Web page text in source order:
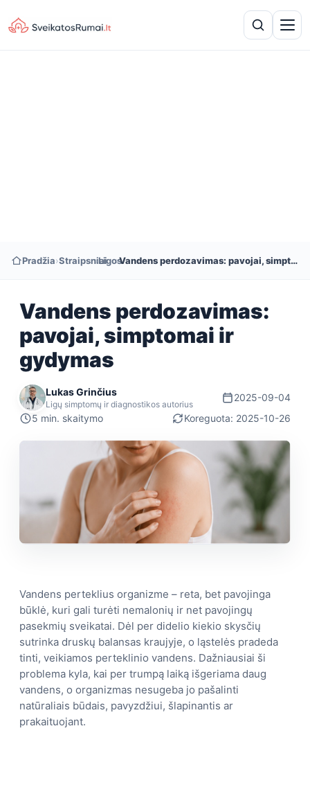
Pradžia›Straipsniai
›Ligos
› Vandens perdozavimas: pavojai, simptomai ir gydymas
Vandens perdozavimas:
pavojai, simptomai ir
gydymas
Lukas Grinčius
Ligų simptomų ir diagnostikos autorius
2025-09-04
5 min. skaitymo
Koreguota: 2025-10-26
Vandens perteklius organizme – reta, bet pavojinga
būklė, kuri gali turėti nemalonių ir net pavojingų
pasekmių sveikatai. Dėl per didelio kiekio skysčių
sutrinka druskų balansas kraujyje, o ląstelės pradeda
tinti, veikiamos perteklinio vandens. Dažniausiai ši
problema kyla, kai per trumpą laiką išgeriama daug
vandens, o organizmas nesugeba jo pašalinti
natūraliais būdais, pavyzdžiui, šlapinantis ar
prakaituojant.